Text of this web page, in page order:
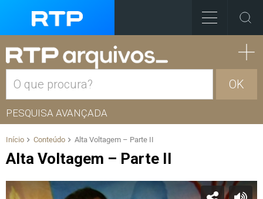
OK
PESQUISA AVANÇADA
Início Conteúdo Alta Voltagem – Parte II
Alta Voltagem – Parte II